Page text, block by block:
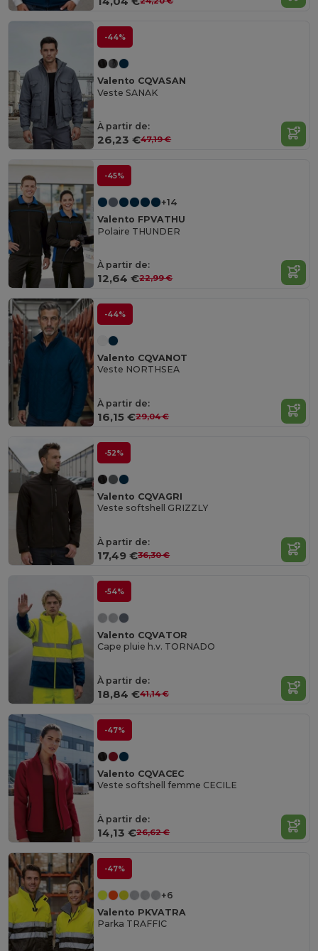
-44%
Valento CQVASAN
Veste SANAK
À partir de:
26,23 €47,19 €
-45%
+14
Valento FPVATHU
Polaire THUNDER
À partir de:
12,64 €22,99 €
-44%
Valento CQVANOT
Veste NORTHSEA
À partir de:
16,15 €29,04 €
-52%
Valento CQVAGRI
Veste softshell GRIZZLY
À partir de:
17,49 €36,30 €
-54%
Valento CQVATOR
Cape pluie h.v. TORNADO
À partir de:
18,84 €41,14 €
-47%
Valento CQVACEC
Veste softshell femme CECILE
À partir de:
14,13 €26,62 €
-47%
+6
Valento PKVATRA
Parka TRAFFIC